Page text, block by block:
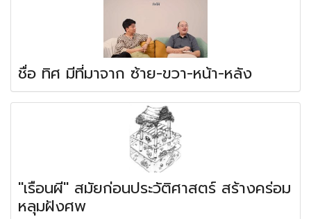
ชื่อ ทิศ มีที่มาจาก ซ้าย-ขวา-หน้า-หลัง
"เรือนผี" สมัยก่อนประวัติศาสตร์ สร้างคร่อม
หลุมฝังศพ